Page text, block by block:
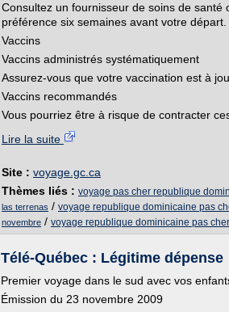
Consultez un fournisseur de soins de
préférence six semaines avant votre départ.
Vaccins
Vaccins administrés systématiquement
Assurez-vous que votre vaccination est à
Vaccins recommandés
Vous pourriez être à risque de contracter
Lire la suite
Site : voyage.gc.ca
Thèmes liés : voyage pas cher republique
las terrenas / voyage republique dominicaine pas
novembre / voyage republique dominicaine pas cher
Télé-Québec : Légitime dépense
Premier voyage dans le sud avec vos
Émission du 23 novembre 2009